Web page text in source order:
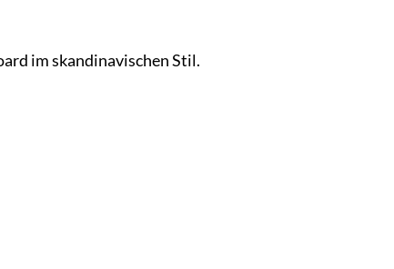
im skandinavischen Stil.